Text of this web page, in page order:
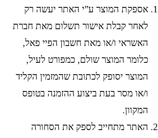
אספקת המוצר ע”י האתר יעשה רק
לאחר קבלת אישור תשלום מאת חברת
האשראי ו/או מאת חשבון הפיי פאל,
כלומר המוצר שולם, כמפורט לעיל,
המוצר יסופק לכתובת שהמזמין הקליד
ו/או מסר בעת ביצוע ההזמנה בטופס
המקוון.
האתר מתחייב לספק את הסחורה